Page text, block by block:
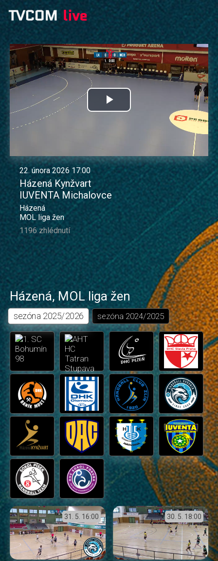
Přehrát
22. února 2026 17:00
Házená Kynžvart
IUVENTA Michalovce
Házená
MOL liga žen
1196 zhlédnutí
Házená,MOL liga žen
sezóna 2025/2026 sezóna 2024/2025
31. 5. 16:00 30. 5. 18:00